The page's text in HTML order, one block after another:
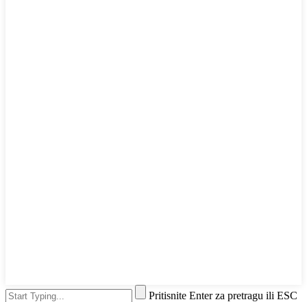
Pritisnite Enter za pretragu ili ESC